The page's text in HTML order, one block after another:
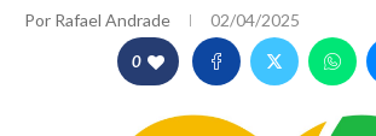
Por Rafael Andrade 02/04/2025
0